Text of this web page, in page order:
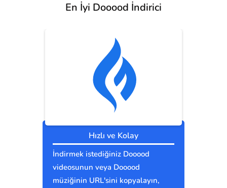
En İyi Dooood İndirici
Hızlı ve Kolay
İndirmek istediğiniz Dooood
videosunun veya Dooood
müziğinin URL'sini kopyalayın,